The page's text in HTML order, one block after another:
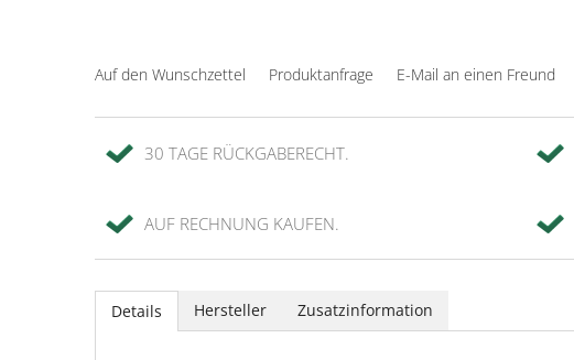
Auf den Wunschzettel Produktanfrage E-Mail an einen Freund
30 TAGE RÜCKGABERECHT.
AUF RECHNUNG KAUFEN.
Details Hersteller Zusatzinformation